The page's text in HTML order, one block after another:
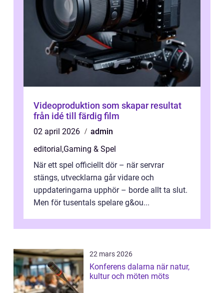
Videoproduktion som skapar resultat
från idé till färdig film
02 april 2026
admin
editorial,Gaming & Spel
När ett spel officiellt dör – när servrar
stängs, utvecklarna går vidare och
uppdateringarna upphör – borde allt ta slut.
Men för tusentals spelare g&ou...
22 mars 2026
Konferens dalarna när natur,
kultur och möten möts